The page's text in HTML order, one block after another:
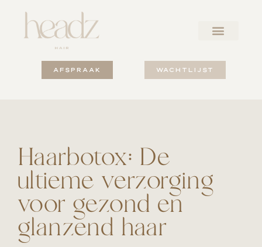
AFSPRAAK WACHTLIJST
Haarbotox: De
ultieme verzorging
voor gezond en
glanzend haar